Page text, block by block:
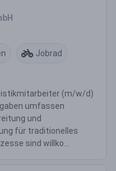
Jobrad
(m/w/d)
umfassen
und
für traditionelles
sind willko...